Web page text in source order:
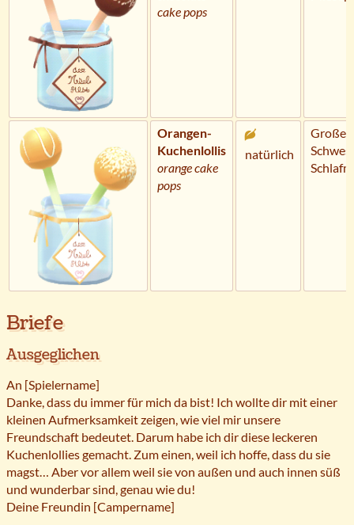
cake pops
Orangen-
Kuchenlollis
orange cake
pops
natürlich
Große
Briefe
Ausgeglichen
An [Spielername]
Danke, dass du immer für mich da bist! Ich wollte dir mit einer
kleinen Aufmerksamkeit zeigen, wie viel mir unsere
Freundschaft bedeutet. Darum habe ich dir diese leckeren
Kuchenlollies gemacht. Zum einen, weil ich hoffe, dass du sie
magst… Aber vor allem weil sie von außen und auch innen süß
und wunderbar sind, genau wie du!
Deine Freundin [Campername]